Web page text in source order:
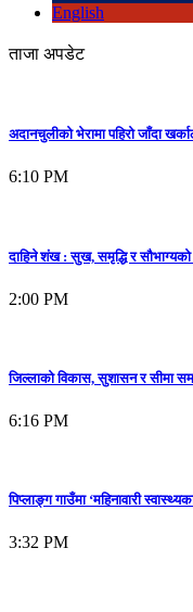
English
ताजा अपडेट
अदानचुलीको भेरामा पहिरो जाँदा
6:10 PM
दाहिने शंख : सुख, समृद्धि र
2:00 PM
जिल्लाको विकास, सुशासन र सीमा
6:16 PM
पिप्लाङ्ग गाउँमा ‘महिनावारी
3:32 PM